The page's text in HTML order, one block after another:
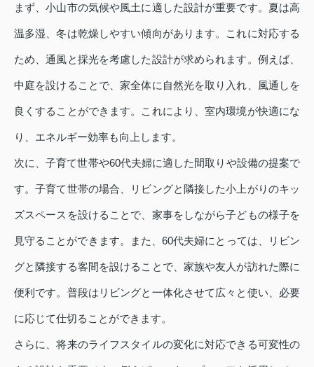
まず、小山市の気候や風土に適した設計が重要です。夏は高
温多湿、冬は乾燥しやすい傾向があります。これに対応する
ため、通風と採光を考慮した設計が求められます。例えば、
中庭を設けることで、家全体に自然光を取り入れ、風通しを
良くすることができます。これにより、室内環境が快適にな
り、エネルギー効率も向上します。
次に、子育て世帯や60代夫婦に適した間取りや設備の提案で
す。子育て世帯の場合、リビングと隣接した小上がりのキッ
ズスペースを設けることで、家事をしながら子どもの様子を
見守ることができます。また、60代夫婦にとっては、リビン
グと隣接する客間を設けることで、家族や友人が訪れた際に
便利です。普段はリビングと一体化させて広々と使い、必要
に応じて仕切ることができます。
さらに、将来のライフスタイルの変化に対応できる可変性の